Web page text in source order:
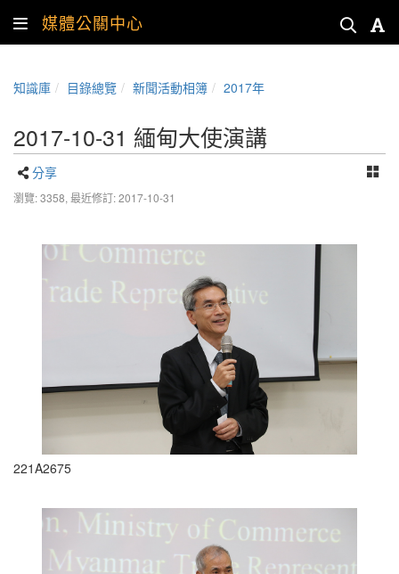
媒體公關中心
知識庫 目錄總覽 新聞活動相簿 2017年
2017-10-31 緬甸大使演講
分享
瀏覽: 3358, 最近修訂: 2017-10-31
221A2675